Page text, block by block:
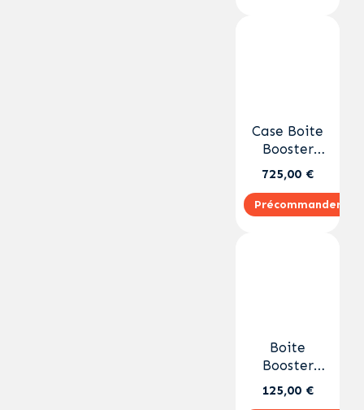
Case Boite
Booster
Unleashed
EN
725,00 €
Précommander
Boite
Booster
Unleashed
EN
125,00 €